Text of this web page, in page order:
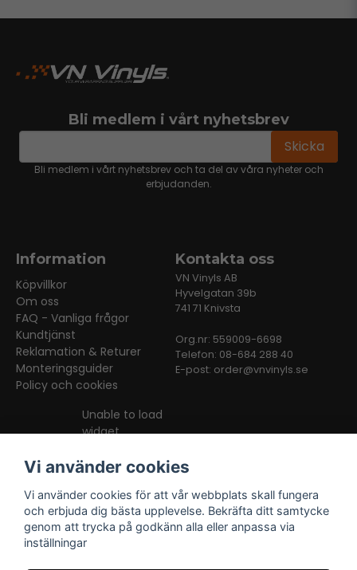
Bli medlem i vårt nyhetsbrev
email Skicka
Bli medlem i vårt nyhetsbrev och ta del av våra nyheter och
erbjudanden.
Information
Köpvillkor
Om oss
FAQ - Vanliga frågor
Kundtjänst
Reklamation & Returer
Monteringsguider
Policy och cookies
Kontakta oss
VN Vinyls AB
Hyvelgatan 39b
741 71 Knivsta
Org.nr: 559009-6698
Telefon: 08-684 288 40
E-post: order@vnvinyls.se
Unable to load
widget
Vi använder cookies
Vi använder cookies för att vår webbplats skall fungera
och erbjuda dig bästa upplevelse. Bekräfta ditt samtycke
genom att trycka på godkänn alla eller anpassa via
inställningar